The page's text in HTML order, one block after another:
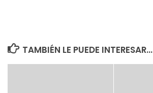
TAMBIÉN LE PUEDE INTERESAR...